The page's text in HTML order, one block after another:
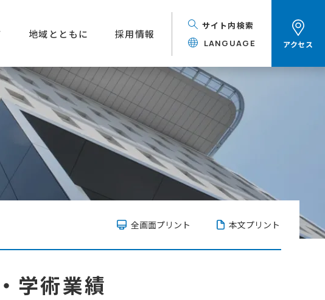
地域とともに 採用情報
サイト内検索
LANGUAGE アクセス
全画面プリント 本文プリント
学術業績